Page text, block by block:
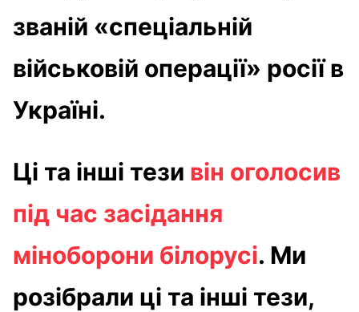
званій «спеціальній
військовій операції» росії в
Україні.
Ці та інші тези він оголосив
під час засідання
міноборони білорусі. Ми
розібрали ці та інші тези,